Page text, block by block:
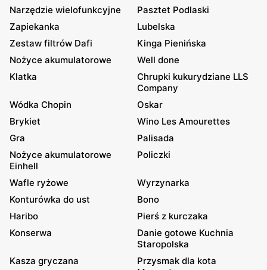
Narzędzie wielofunkcyjne
Pasztet Podlaski
Zapiekanka
Lubelska
Zestaw filtrów Dafi
Kinga Pienińska
Nożyce akumulatorowe
Well done
Klatka
Chrupki kukurydziane LLS
Company
Wódka Chopin
Oskar
Brykiet
Wino Les Amourettes
Gra
Palisada
Nożyce akumulatorowe
Einhell
Policzki
Wafle ryżowe
Wyrzynarka
Konturówka do ust
Bono
Haribo
Pierś z kurczaka
Konserwa
Danie gotowe Kuchnia
Staropolska
Kasza gryczana
Przysmak dla kota